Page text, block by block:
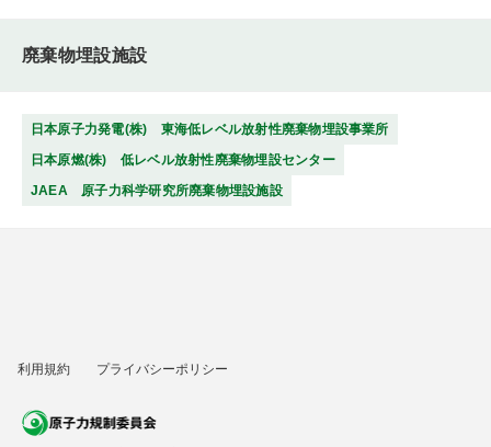
廃棄物埋設施設
日本原子力発電(株) 東海低レベル放射性廃棄物埋設事業所
日本原燃(株) 低レベル放射性廃棄物埋設センター
JAEA 原子力科学研究所廃棄物埋設施設
利用規約 プライバシーポリシー